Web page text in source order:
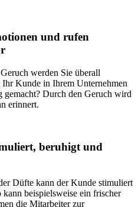
und rufen
werden Sie überall
Kunde in Ihrem Unternehmen
gemacht? Durch den Geruch wird
erinnert.
beruhigt und
Düfte kann der Kunde stimuliert
kann beispielsweise ein frischer
die Mitarbeiter zur